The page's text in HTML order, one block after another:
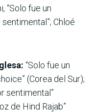
“Solo fue un
Chloé
“Solo fue un
(Corea del Sur);
sentimental”
de Hind Rajab”